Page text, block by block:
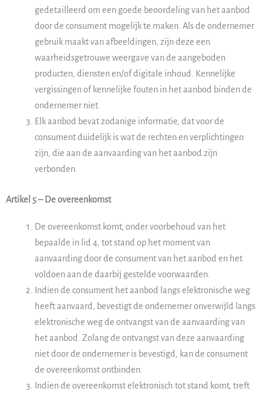
gedetailleerd om een goede beoordeling van het aanbod
door de consument mogelijk te maken. Als de ondernemer
gebruik maakt van afbeeldingen, zijn deze een
waarheidsgetrouwe weergave van de aangeboden
producten, diensten en/of digitale inhoud. Kennelijke
vergissingen of kennelijke fouten in het aanbod binden de
ondernemer niet.
Elk aanbod bevat zodanige informatie, dat voor de
consument duidelijk is wat de rechten en verplichtingen
zijn, die aan de aanvaarding van het aanbod zijn
verbonden.
Artikel 5 – De overeenkomst
De overeenkomst komt, onder voorbehoud van het
bepaalde in lid 4, tot stand op het moment van
aanvaarding door de consument van het aanbod en het
voldoen aan de daarbij gestelde voorwaarden.
Indien de consument het aanbod langs elektronische weg
heeft aanvaard, bevestigt de ondernemer onverwijld langs
elektronische weg de ontvangst van de aanvaarding van
het aanbod. Zolang de ontvangst van deze aanvaarding
niet door de ondernemer is bevestigd, kan de consument
de overeenkomst ontbinden.
Indien de overeenkomst elektronisch tot stand komt, treft